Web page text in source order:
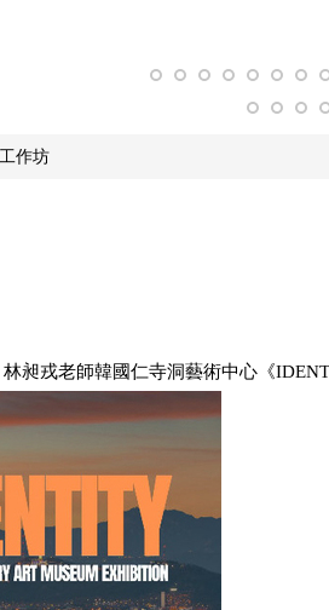
作坊
林昶戎老師韓國仁寺洞藝術中心《